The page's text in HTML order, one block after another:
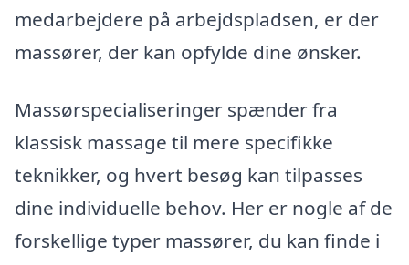
medarbejdere på arbejdspladsen, er der
massører, der kan opfylde dine ønsker.
Massørspecialiseringer spænder fra
klassisk massage til mere specifikke
teknikker, og hvert besøg kan tilpasses
dine individuelle behov. Her er nogle af de
forskellige typer massører, du kan finde i